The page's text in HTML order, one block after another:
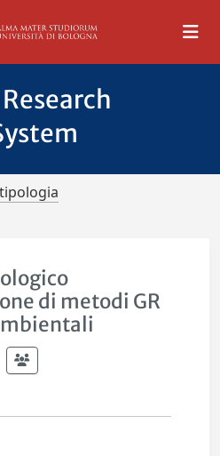
di metodi GR